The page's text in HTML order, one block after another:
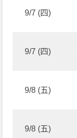
9/7 (四)
9/7 (四)
9/8 (五)
9/8 (五)